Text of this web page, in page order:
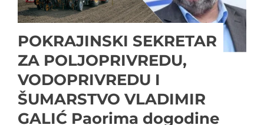
POKRAJINSKI SEKRETAR
ZA POLJOPRIVREDU,
VODOPRIVREDU I
ŠUMARSTVO VLADIMIR
GALIĆ Paorima dogodine